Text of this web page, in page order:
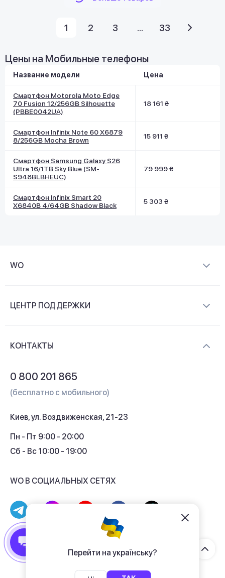
Перейти на українську?
1 2 3 ... 33
Цены на Мобильные телефоны
Название модели Цена
Смартфон Motorola Moto Edge
70 Fusion 12/256GB Silhouette
(PBBE0042UA)
18 161 ₴
Смартфон Infinix Note 60 X6879
8/256GB Mocha Brown
15 911 ₴
Смартфон Samsung Galaxy S26
Ultra 16/1TB Sky Blue (SM-
S948BLBHEUC)
79 999 ₴
Смартфон Infinix Smart 20
X6840B 4/64GB Shadow Black
5 303 ₴
WO
Контакты
ЦЕНТР ПОДДЕРЖКИ
Кэшбек
КОНТАКТЫ
0 800 201 865
(бесплатно с мобильного)
Киев, ул. Воздвиженская, 21-23
Пн - Пт 9:00 - 20:00
Сб - Вс 10:00 - 19:00
WO В СОЦИАЛЬНЫХ СЕТЯХ
Договор публичной оферты
Политика конфиденциальности